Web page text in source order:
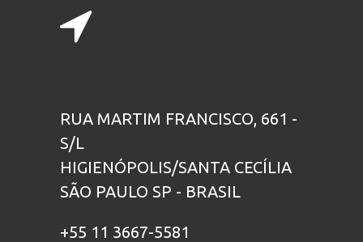
RUA MARTIM FRANCISCO, 661 -
S/L
HIGIENÓPOLIS/SANTA CECÍLIA
SÃO PAULO SP - BRASIL
+55 11 3667-5581